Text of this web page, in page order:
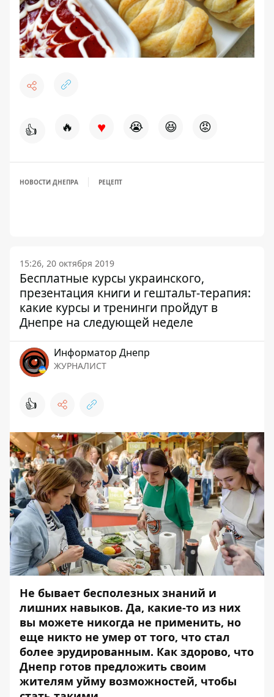
👍 🔥 ♥ 😭 😆 😡
НОВОСТИ ДНЕПРА РЕЦЕПТ
15:26, 20 октября 2019
Бесплатные курсы украинского,
презентация книги и гештальт-терапия:
какие курсы и тренинги пройдут в
Днепре на следующей неделе
Информатор Днепр
ЖУРНАЛИСТ
👍
Не бывает бесполезных знаний и
лишних навыков. Да, какие-то из них
вы можете никогда не применить, но
еще никто не умер от того, что стал
более эрудированным. Как здорово, что
Днепр готов предложить своим
жителям уйму возможностей, чтобы